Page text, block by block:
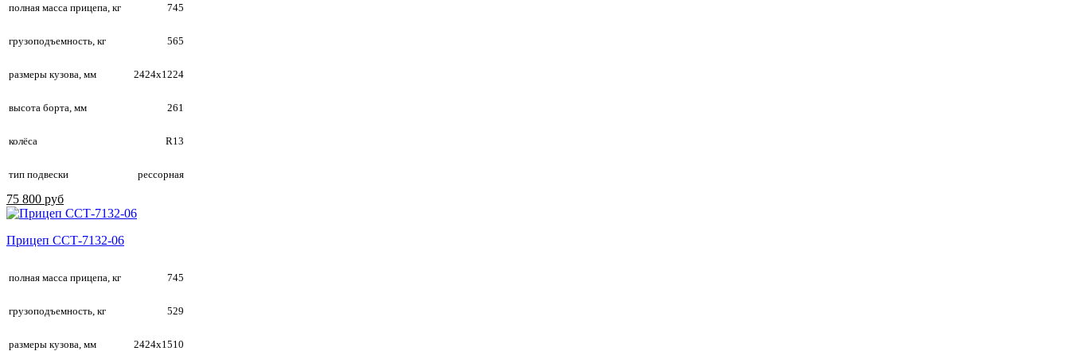
полная масса прицепа, кг 745
грузоподъемность, кг 565
размеры кузова, мм 2424х1224
высота борта, мм 261
колёса R13
тип подвески рессорная
75 800 руб
Прицеп ССТ-7132-06
полная масса прицепа, кг 745
грузоподъемность, кг 529
размеры кузова, мм 2424х1510